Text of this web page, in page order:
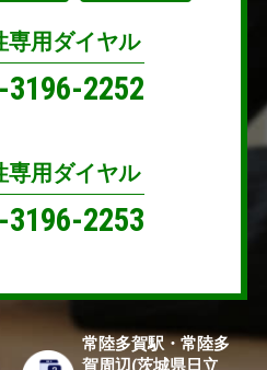
専用ダイヤル
3196-2252
専用ダイヤル
3196-2253
常陸多賀駅・常陸多
賀周辺(茨城県日立